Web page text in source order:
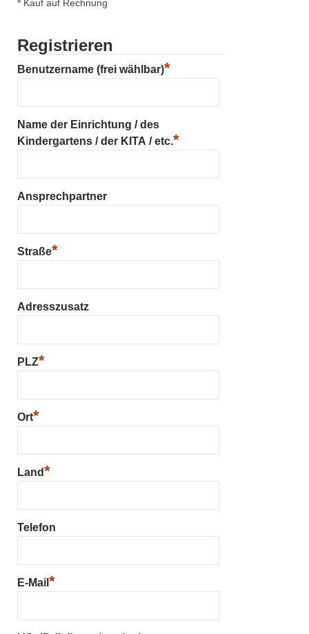
* Kauf auf Rechnung
Registrieren
Benutzername (frei wählbar)*
Name der Einrichtung / des
Kindergartens / der KITA / etc.*
Ansprechpartner
Straße*
Adresszusatz
PLZ*
Ort*
Land*
Telefon
E-Mail *